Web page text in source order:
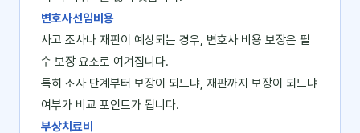
변호사선임비용
사고 조사나 재판이 예상되는 경우, 변호사 비용 보장은 필
수 보장 요소로 여겨집니다.
특히 조사 단계부터 보장이 되느냐, 재판까지 보장이 되느냐
여부가 비교 포인트가 됩니다.
부상치료비